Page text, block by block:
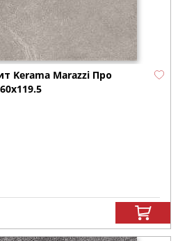
Kerama Marazzi Про